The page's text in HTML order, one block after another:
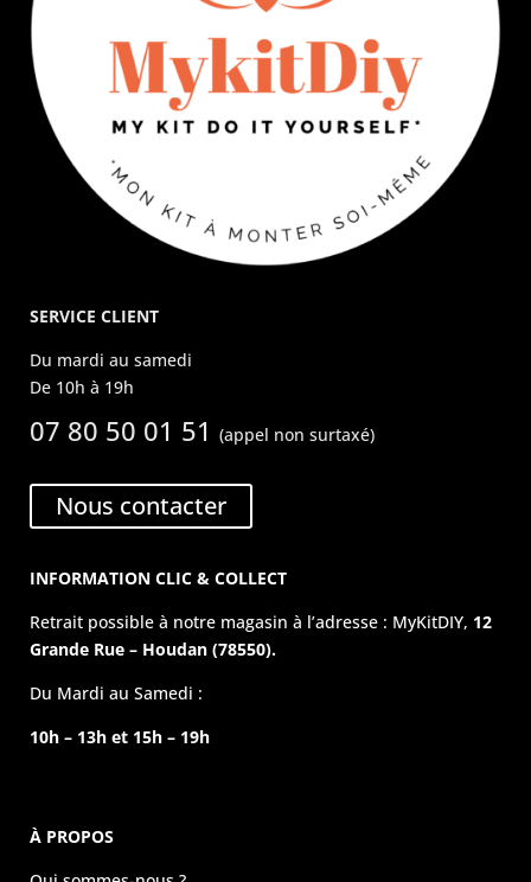
SERVICE CLIENT
Du mardi au samedi
De 10h à 19h
07 80 50 01 51(appel non surtaxé)
Nous contacter
INFORMATION CLIC & COLLECT
Retrait possible à notre magasin à l’adresse : MyKitDIY, 12
Grande Rue – Houdan (78550).
Du Mardi au Samedi :
10h – 13h et 15h – 19h
À PROPOS